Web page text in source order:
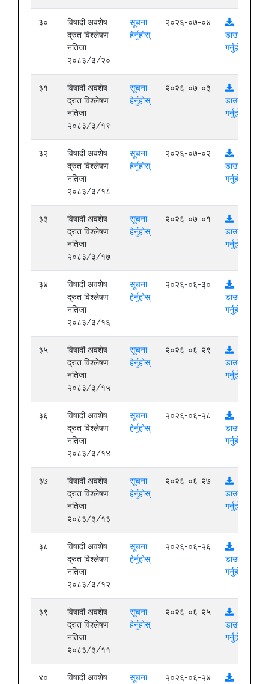
३०
विषादी अवशेष
द्रुत विश्लेषण
नतिजा
२०८३/३/२०
सूचना
हेर्नुहोस्
२०२६-०७-०४
डाउनलोड
गर्नुहोस्
३१
विषादी अवशेष
द्रुत विश्लेषण
नतिजा
२०८३/३/१९
सूचना
हेर्नुहोस्
२०२६-०७-०३
डाउनलोड
गर्नुहोस्
३२
विषादी अवशेष
द्रुत विश्लेषण
नतिजा
२०८३/३/१८
सूचना
हेर्नुहोस्
२०२६-०७-०२
डाउनलोड
गर्नुहोस्
३३
विषादी अवशेष
द्रुत विश्लेषण
नतिजा
२०८३/३/१७
सूचना
हेर्नुहोस्
२०२६-०७-०१
डाउनलोड
गर्नुहोस्
३४
विषादी अवशेष
द्रुत विश्लेषण
नतिजा
२०८३/३/१६
सूचना
हेर्नुहोस्
२०२६-०६-३०
डाउनलोड
गर्नुहोस्
३५
विषादी अवशेष
द्रुत विश्लेषण
नतिजा
२०८३/३/१५
सूचना
हेर्नुहोस्
२०२६-०६-२९
डाउनलोड
गर्नुहोस्
३६
विषादी अवशेष
द्रुत विश्लेषण
नतिजा
२०८३/३/१४
सूचना
हेर्नुहोस्
२०२६-०६-२८
डाउनलोड
गर्नुहोस्
३७
विषादी अवशेष
द्रुत विश्लेषण
नतिजा
२०८३/३/१३
सूचना
हेर्नुहोस्
२०२६-०६-२७
डाउनलोड
गर्नुहोस्
३८
विषादी अवशेष
द्रुत विश्लेषण
नतिजा
२०८३/३/१२
सूचना
हेर्नुहोस्
२०२६-०६-२६
डाउनलोड
गर्नुहोस्
३९
विषादी अवशेष
द्रुत विश्लेषण
नतिजा
२०८३/३/११
सूचना
हेर्नुहोस्
२०२६-०६-२५
डाउनलोड
गर्नुहोस्
४०
विषादी अवशेष
सूचना
२०२६-०६-२४